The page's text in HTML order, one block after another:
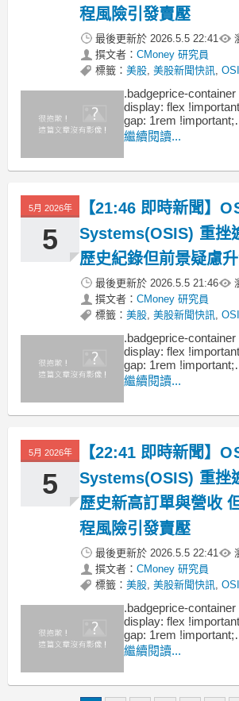
程風險引發賣壓
最後更新於 2026.5.5 22:41
撰文者： CMoney 研究員
標籤： 美股, 美股新聞快訊,
.badgeprice-container
display: flex
gap: 1rem !important;
flex-wrap: wrap
繼續閱讀...
5月 2026年
5
【21:46 即時新聞】
Systems(OSIS) 重挫
歷史紀錄但前景疑慮
最後更新於 2026.5.5 21:46
撰文者： CMoney 研究員
標籤： 美股, 美股新聞快訊,
.badgeprice-container
display: flex
gap: 1rem !important;
flex-wrap: wrap
繼續閱讀...
5月 2026年
5
【22:41 即時新聞】
Systems(OSIS) 重挫
歷史新高訂單與營收
程風險引發賣壓
最後更新於 2026.5.5 22:41
撰文者： CMoney 研究員
標籤： 美股, 美股新聞快訊,
.badgeprice-container
display: flex
gap: 1rem !important;
flex-wrap: wrap
繼續閱讀...